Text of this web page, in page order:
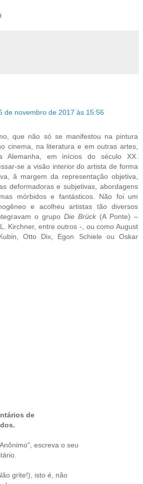
de novembro de 2017 às 15:56
que não só se manifestou na pintura
cinema, na literatura e em outras artes,
Alemanha, em inícios do século XX.
se a visão interior do artista de forma
â margem da representação objetiva,
deformadoras e subjetivas, abordagens
mórbidos e fantásticos. Não foi um
e acolheu artistas tão diversos
o grupo Die Brück (A Ponte) –
Kirchner, entre outros -, ou como August
Otto Dix, Egon Schiele ou Oskar
de
escreva o seu
grite!), isto é, não